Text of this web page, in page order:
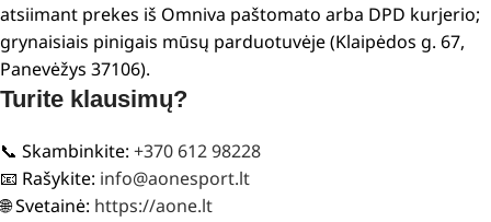
atsiimant prekes iš Omniva paštomato arba DPD kurjerio;
grynaisiais pinigais mūsų parduotuvėje (Klaipėdos g. 67,
Panevėžys 37106).
Turite klausimų?
📞 Skambinkite: +370 612 98228
📧 Rašykite: info@aonesport.lt
🌐 Svetainė: https://aone.lt